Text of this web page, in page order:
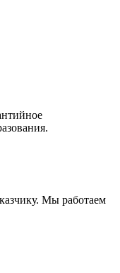
Мы работаем